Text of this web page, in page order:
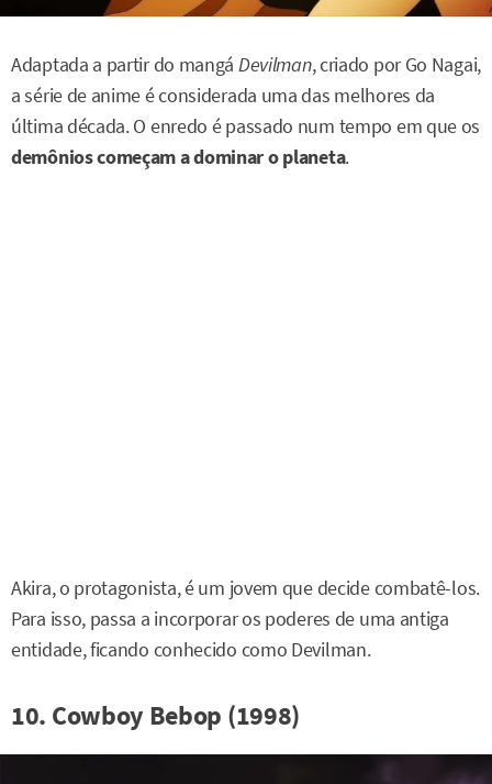
Adaptada a partir do mangá Devilman, criado por Go Nagai,
a série de anime é considerada uma das melhores da
última década. O enredo é passado num tempo em que os
demônios começam a dominar o planeta.
Akira, o protagonista, é um jovem que decide combatê-los.
Para isso, passa a incorporar os poderes de uma antiga
entidade, ficando conhecido como Devilman.
10. Cowboy Bebop (1998)